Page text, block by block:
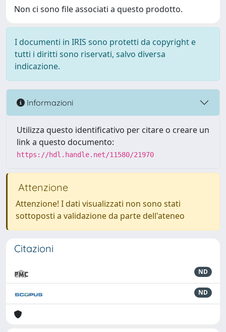
Non ci sono file associati a questo prodotto.
I documenti in IRIS sono protetti da copyright e
tutti i diritti sono riservati, salvo diversa
indicazione.
Informazioni
Utilizza questo identificativo per citare o creare un
link a questo documento:
https://hdl.handle.net/11580/21970
Attenzione
Attenzione! I dati visualizzati non sono stati
sottoposti a validazione da parte dell'ateneo
Citazioni
ND
ND